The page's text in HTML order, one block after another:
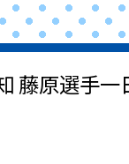
藤原選手